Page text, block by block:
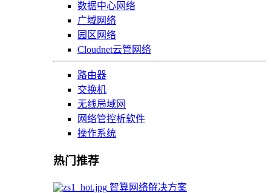
数据中心网络
广域网络
园区网络
Cloudnet云管网络
路由器
交换机
无线局域网
网络管控析软件
操作系统
热门推荐
智算网络解决方案